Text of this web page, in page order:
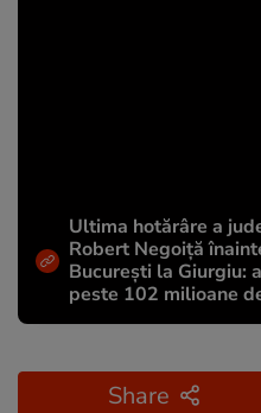
Ultima hotărâre a
Robert Negoiță
București la Giurgiu:
peste 102 milioane
Share